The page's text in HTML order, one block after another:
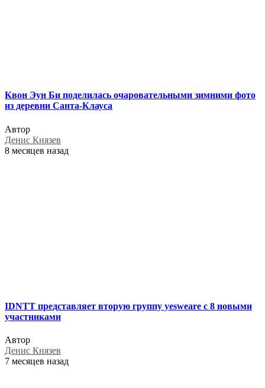
Квон Эун Би поделилась очаровательными зимними фото
из деревни Санта-Клауса
Автор
Денис Князев
8 месяцев назад
IDNTT представляет вторую группу yesweare с 8 новыми
участниками
Автор
Денис Князев
7 месяцев назад